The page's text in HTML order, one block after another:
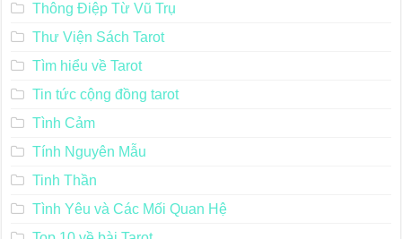
Thông Điệp Từ Vũ Trụ
Thư Viện Sách Tarot
Tìm hiểu về Tarot
Tin tức cộng đồng tarot
Tình Cảm
Tính Nguyên Mẫu
Tinh Thần
Tình Yêu và Các Mối Quan Hệ